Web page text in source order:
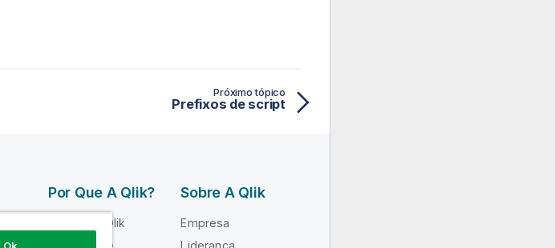
Próximo tópico
Prefixos de script
Por Que A Qlik?
Por que a Qlik
Confiança e
Sobre A Qlik
Empresa
Liderança